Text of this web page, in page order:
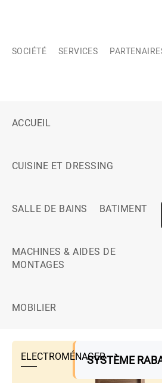
SOCIÉTÉ SERVICES
ACCUEIL
CUISINE ET DRESSING
SALLE DE BAINS BATIMENT
MACHINES & AIDES DE
MONTAGES
MOBILIER
ELECTROMÉNAGERSYSTÈME